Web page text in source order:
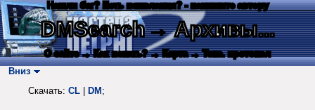
Нашли баг? Есть пожелания? - напишите автору
DMSearch→ Архивы...
О сайте → Как искать? → Карта → Текс. протокол
Вниз
Скачать: CL DM ;